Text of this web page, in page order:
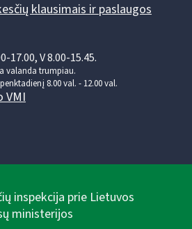
klausimais ir paslaugos
17.00, V 8.00-15.45.
valanda trumpiau.
8.00 val. - 12.00 val.
VMI
inspekcija prie Lietuvos
ministerijos